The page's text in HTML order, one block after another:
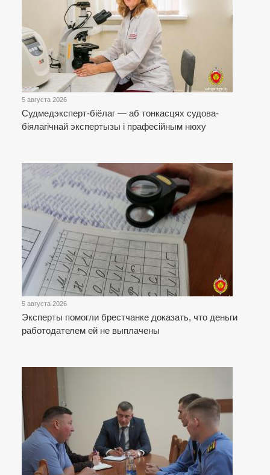
5 августа 2026
Cудмедэксперт-біёлаг — аб тонкасцях судова-
біялагічнай экспертызы і прафесійным нюху
5 августа 2026
Эксперты помогли брестчанке доказать, что деньги
работодателем ей не выплачены